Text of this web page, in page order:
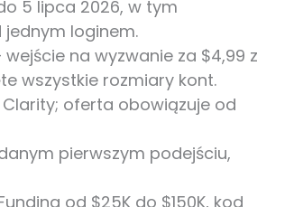
5 lipca 2026, w tym
loginem.
na wyzwanie za $4,99 z
wszystkie rozmiary kont.
oferta obowiązuje od
pierwszym podejściu,
od $25K do $150K, kod